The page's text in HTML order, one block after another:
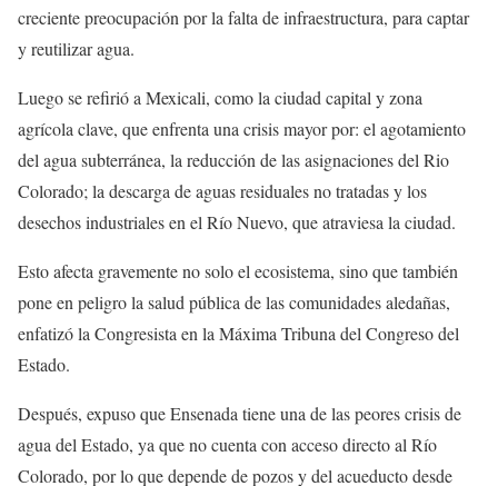
creciente preocupación por la falta de infraestructura, para captar
y reutilizar agua.
Luego se refirió a Mexicali, como la ciudad capital y zona
agrícola clave, que enfrenta una crisis mayor por: el agotamiento
del agua subterránea, la reducción de las asignaciones del Rio
Colorado; la descarga de aguas residuales no tratadas y los
desechos industriales en el Río Nuevo, que atraviesa la ciudad.
Esto afecta gravemente no solo el ecosistema, sino que también
pone en peligro la salud pública de las comunidades aledañas,
enfatizó la Congresista en la Máxima Tribuna del Congreso del
Estado.
Después, expuso que Ensenada tiene una de las peores crisis de
agua del Estado, ya que no cuenta con acceso directo al Río
Colorado, por lo que depende de pozos y del acueducto desde